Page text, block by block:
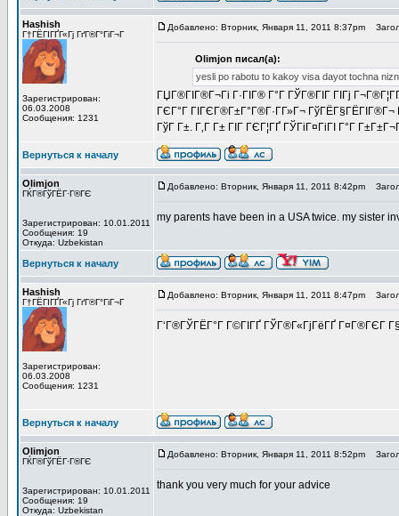
Hashish
Г†ГЁГІГҐГ«Гј ГґГ®Г°ГіГ¬Г
Зарегистрирован:
06.03.2008
Сообщения: 1231
Добавлено: Вторник, Января 11, 2011 8:37pm
Olimjon писал(а):
yesli po rabotu to kakoy visa dayot tochna
ГЏГ®ГІГ®Г¬Гі Г·ГІГ® Г°Г ГЎГ®ГІГ ГІГј
ГЄГ°Г ГІГЄГ®Г±Г°Г®Г·Г­Г»Г¬ ГўГЁГ§ГЁГІГ®Г¬
ГўГ Г±. Г‚Г Г± ГІГ ГЄГ¦ГҐ ГЎГіГ¤ГіГІ Г°Г
Вернуться к началу
Olimjon
ГЌГ®ГўГЁГ·Г®ГЄ
Зарегистрирован: 10.01.2011
Сообщения: 19
Откуда: Uzbekistan
Добавлено: Вторник, Января 11, 2011 8:42pm
my parents have been in a USA twice. my sister
Вернуться к началу
Hashish
Г†ГЁГІГҐГ«Гј ГґГ®Г°ГіГ¬Г
Зарегистрирован:
06.03.2008
Сообщения: 1231
Добавлено: Вторник, Января 11, 2011 8:47pm
Г‘Г®ГЎГЁГ°Г Г©ГІГҐ ГЎГ®Г«ГјГёГҐ Г¤Г®ГЄГ
Вернуться к началу
Olimjon
ГЌГ®ГўГЁГ·Г®ГЄ
Зарегистрирован: 10.01.2011
Сообщения: 19
Откуда: Uzbekistan
Добавлено: Вторник, Января 11, 2011 8:52pm
thank you very much for your advice